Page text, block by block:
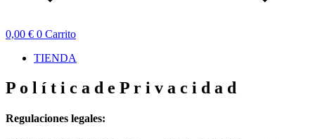
0,00 € 0 Carrito
TIENDA
P o l í t i c a d e P r i v a c i d a d
Regulaciones legales: